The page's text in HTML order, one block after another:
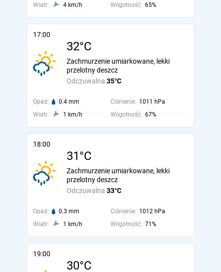
Wiatr:
4 km/h Wilgotność: 65%
17:00
32°C
Odczuwalna 35°C
Zachmurzenie umiarkowane, lekki
przelotny deszcz
Opad: 0.4 mm Ciśnienie: 1011 hPa
Wiatr:
1 km/h Wilgotność: 67%
18:00
31°C
Odczuwalna 33°C
Zachmurzenie umiarkowane, lekki
przelotny deszcz
Opad: 0.3 mm Ciśnienie: 1012 hPa
Wiatr:
1 km/h Wilgotność: 71%
19:00
30°C